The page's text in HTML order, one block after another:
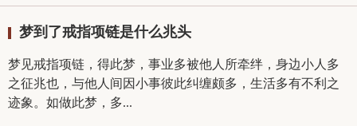
梦到了戒指项链是什么兆头
梦见戒指项链，得此梦，事业多被他人所牵绊，身边小人多
之征兆也，与他人间因小事彼此纠缠颇多，生活多有不利之
迹象。如做此梦，多...